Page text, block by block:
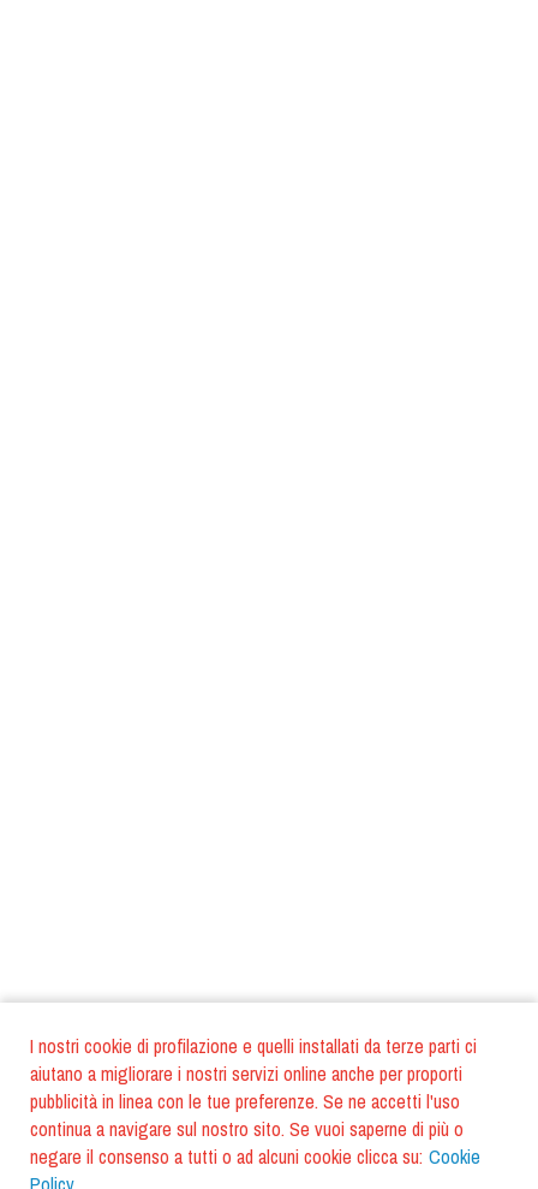
I nostri cookie di profilazione e quelli installati da terze parti ci
aiutano a migliorare i nostri servizi online anche per proporti
pubblicità in linea con le tue preferenze. Se ne accetti l'uso
continua a navigare sul nostro sito. Se vuoi saperne di più o
negare il consenso a tutti o ad alcuni cookie clicca su: Cookie